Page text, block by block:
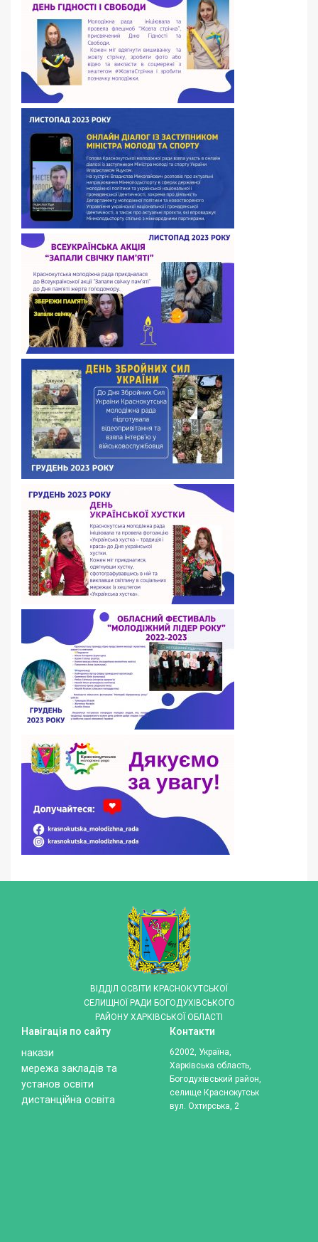
ВІДДІЛ ОСВІТИ КРАСНОКУТСЬКОЇ
СЕЛИЩНОЇ РАДИ БОГОДУХІВСЬКОГО
РАЙОНУ ХАРКІВСЬКОЇ ОБЛАСТІ
Навігація по сайту
накази
мережа закладів та
установ освіти
дистанційна освіта
Контакти
62002, Україна,
Харківська область,
Богодухівський район,
селище Краснокутськ
вул. Охтирська, 2